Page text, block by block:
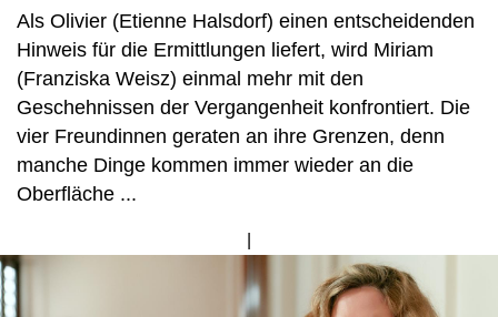
Als Olivier (Etienne Halsdorf) einen entscheidenden
Hinweis für die Ermittlungen liefert, wird Miriam
(Franziska Weisz) einmal mehr mit den
Geschehnissen der Vergangenheit konfrontiert. Die
vier Freundinnen geraten an ihre Grenzen, denn
manche Dinge kommen immer wieder an die
Oberfläche ...
Bild